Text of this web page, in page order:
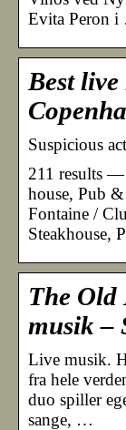
Evita Peron
Best
Suspicious
211 results —
house, Pub
Fontaine /
Steakhouse,
The Old
musik –
Live musik.
fra hele
duo spiller
sange, …